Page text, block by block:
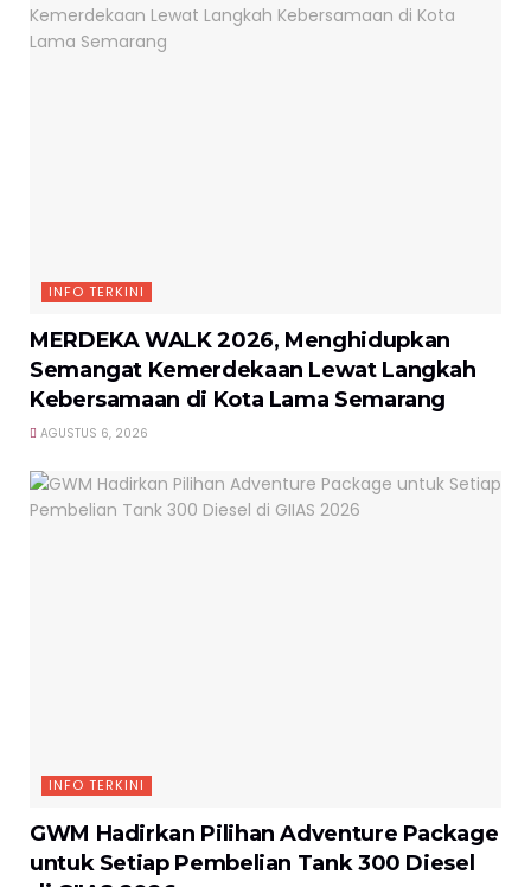
INFO TERKINI
MERDEKA WALK 2026, Menghidupkan
Semangat Kemerdekaan Lewat Langkah
Kebersamaan di Kota Lama Semarang
AGUSTUS 6, 2026
INFO TERKINI
GWM Hadirkan Pilihan Adventure Package
untuk Setiap Pembelian Tank 300 Diesel